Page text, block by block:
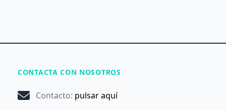
CONTACTA CON NOSOTROS
Contacto: pulsar aquí